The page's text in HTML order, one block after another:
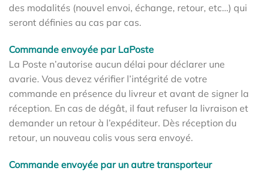
des modalités (nouvel envoi, échange, retour, etc…) qui
seront définies au cas par cas.
Commande envoyée par LaPoste
La Poste n’autorise aucun délai pour déclarer une
avarie. Vous devez vérifier l’intégrité de votre
commande en présence du livreur et avant de signer la
réception. En cas de dégât, il faut refuser la livraison et
demander un retour à l’expéditeur. Dès réception du
retour, un nouveau colis vous sera envoyé.
Commande envoyée par un autre transporteur